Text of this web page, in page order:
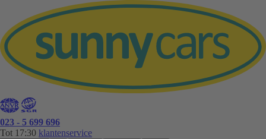
023 - 5 699 696
Tot 17:30 klantenservice